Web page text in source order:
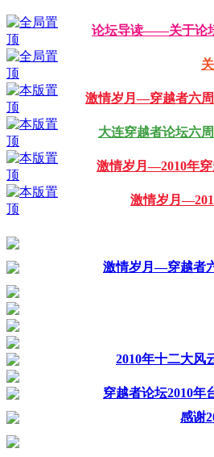
论坛导读——关于论
激情岁月—穿越者六
大连穿越者论坛六
激情岁月—2010年
激情岁月
激情岁月—穿越者
2010年十二大风
穿越者论坛2010年
感谢